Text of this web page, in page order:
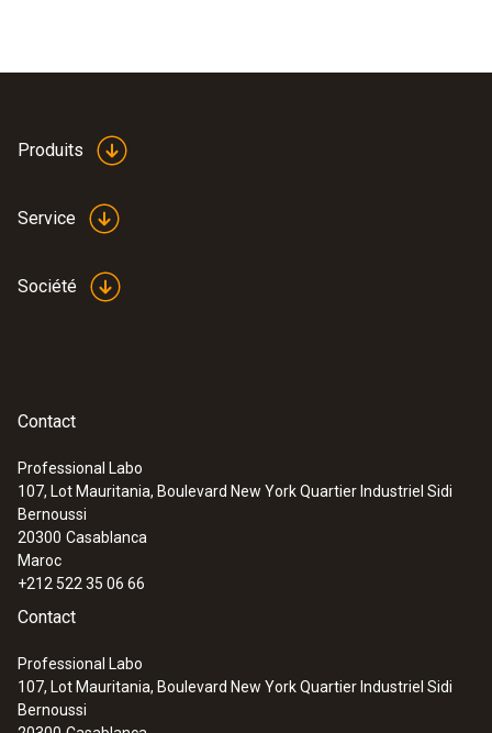
Partie 15 : testo Thermography App avec testo 868,
Produits
Service
Société
Contact
Professional Labo
107, Lot Mauritania, Boulevard New York Quartier Industriel Sidi
Bernoussi
20300 Casablanca
Maroc
+212 522 35 06 66
Contact
Professional Labo
107, Lot Mauritania, Boulevard New York Quartier Industriel Sidi
Bernoussi